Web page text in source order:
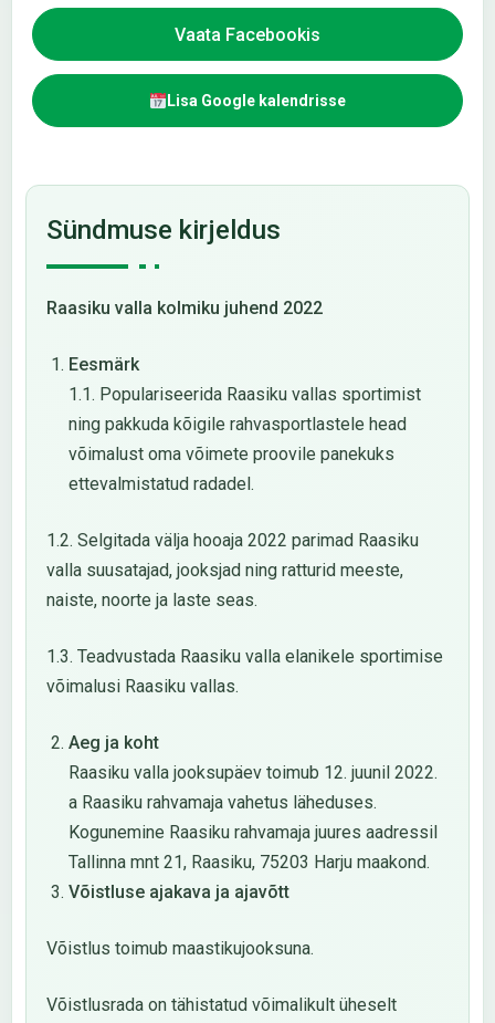
Vaata Facebookis
Lisa Google kalendrisse
Sündmuse kirjeldus
Raasiku valla kolmiku juhend 2022
Eesmärk
1.1. Populariseerida Raasiku vallas sportimist
ning pakkuda kõigile rahvasportlastele head
võimalust oma võimete proovile panekuks
ettevalmistatud radadel.
1.2. Selgitada välja hooaja 2022 parimad Raasiku
valla suusatajad, jooksjad ning ratturid meeste,
naiste, noorte ja laste seas.
1.3. Teadvustada Raasiku valla elanikele sportimise
võimalusi Raasiku vallas.
Aeg ja koht
Raasiku valla jooksupäev toimub 12. juunil 2022.
a Raasiku rahvamaja vahetus läheduses.
Kogunemine Raasiku rahvamaja juures aadressil
Tallinna mnt 21, Raasiku, 75203 Harju maakond.
Võistluse ajakava ja ajavõtt
Võistlus toimub maastikujooksuna.
Võistlusrada on tähistatud võimalikult üheselt